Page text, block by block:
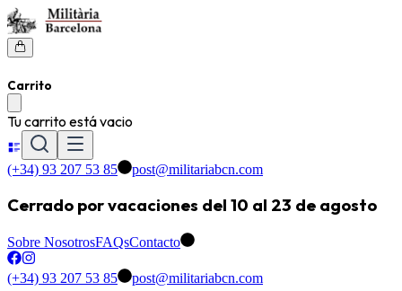
Carrito
Tu carrito está vacio
(+34) 93 207 53 85 post@militariabcn.com
Cerrado por vacaciones del 10 al 23 de agosto
Sobre NosotrosFAQsContacto
(+34) 93 207 53 85 post@militariabcn.com